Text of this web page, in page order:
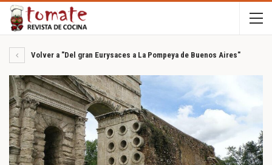
Volver a "Del gran Eurysaces a La Pompeya de Buenos Aires"